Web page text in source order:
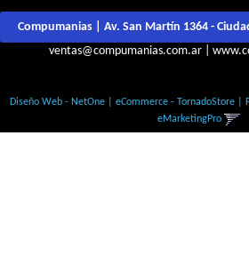
Compumanias | Av. San Martín 1364 -
ventas@compumanias.com.ar|
Diseño Web - NetOne| eCommerce - TornadoStore|
eMarketingPro